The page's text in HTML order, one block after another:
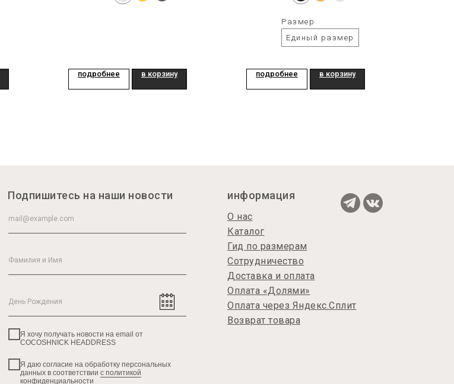
подробнее в корзину
Размер
Единый размер
подробнее в корзину
информация
Я хочу получать новости на email от
COCOSHNICK HEADDRESS
Я даю согласие на обработку персональных
данных в соответствии с политикой
конфиденциальности
Подпишитесь на наши новости
Каталог
О нас
Гид по размерам
Доставка и оплата
Оплата «Долями»
Возврат товара
Оплата через Яндекс.Сплит
Сотрудничество